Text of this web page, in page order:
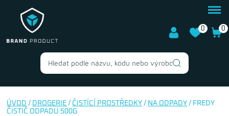
0 0
ÚVOD / DROGERIE / ČISTÍCÍ PROSTŘEDKY / NA ODPADY / FREDY
ČISTIČ ODPADU 500G